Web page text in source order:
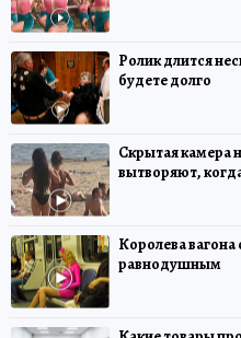
Ролик длится
будете долго
Скрытая камера
вытворяют,
Королева
равнодушным